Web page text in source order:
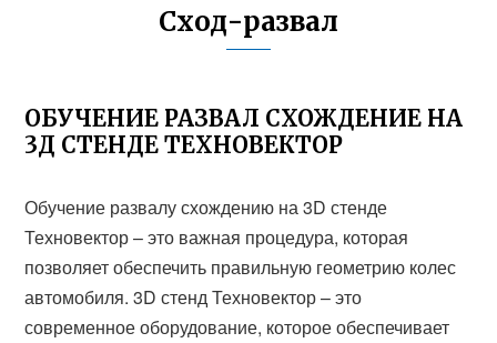
Сход-развал
ОБУЧЕНИЕ РАЗВАЛ СХОЖДЕНИЕ НА
3Д СТЕНДЕ ТЕХНОВЕКТОР
Обучение развалу схождению на 3D стенде
Техновектор – это важная процедура, которая
позволяет обеспечить правильную геометрию колес
автомобиля. 3D стенд Техновектор – это
современное оборудование, которое обеспечивает